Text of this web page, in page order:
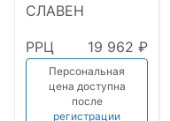
СЛАВЕН
РРЦ 19 962 ₽
Персональная
цена доступна
после
регистрации